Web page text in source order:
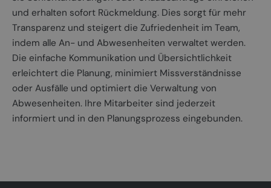
und erhalten sofort Rückmeldung. Dies sorgt für mehr
Transparenz und steigert die Zufriedenheit im Team,
indem alle An- und Abwesenheiten verwaltet werden.
Die einfache Kommunikation und Übersichtlichkeit
erleichtert die Planung, minimiert Missverständnisse
oder Ausfälle und optimiert die Verwaltung von
Abwesenheiten. Ihre Mitarbeiter sind jederzeit
informiert und in den Planungsprozess eingebunden.